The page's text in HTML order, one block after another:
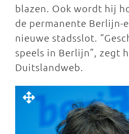
blazen. Ook wordt hij
de permanente Berlijn-
nieuwe stadsslot.
speels in Berlijn”, zegt
Duitslandweb.